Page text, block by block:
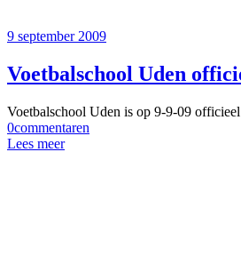
9 september 2009
Voetbalschool Uden
Voetbalschool Uden is op 9-9-09 officieel
0commentaren
Lees meer